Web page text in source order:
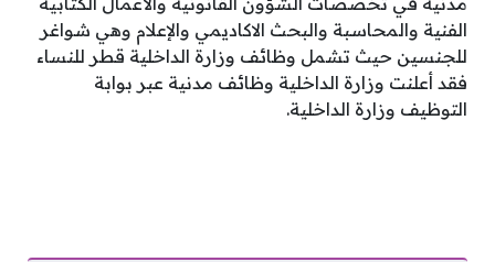
الفنية والمحاسبة والبحث الاكاديمي والإعلام وهي شواغر
للجنسين حيث تشمل وظائف وزارة الداخلية قطر للنساء
فقد أعلنت وزارة الداخلية وظائف مدنية عبر بوابة
التوظيف وزارة الداخلية.